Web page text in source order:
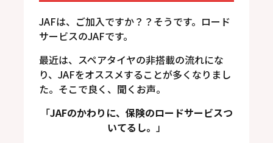
JAFは、ご加入ですか？？そうです。ロード
サービスのJAFです。
最近は、スペアタイヤの非搭載の流れにな
り、JAFをオススメすることが多くなりまし
た。そこで良く、聞くお声。
「JAFのかわりに、保険のロードサービスつ
いてるし。 」